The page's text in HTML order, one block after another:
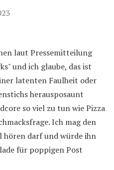
laut Pressemitteilung
und ich glaube, das ist
latenten Faulheit oder
herausposaunt
so viel zu tun wie Pizza
Ich mag den
hören darf und würde ihn
für poppigen Post